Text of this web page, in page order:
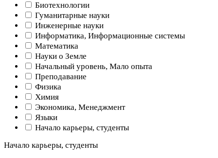
Биотехнологии
Гуманитарные науки
Инженерные науки
Информатика, Информационные системы
Математика
Науки о Земле
Начальный уровень, Мало опыта
Преподавание
Физика
Химия
Экономика, Менеджмент
Языки
Начало карьеры, студенты
Начало карьеры, студенты